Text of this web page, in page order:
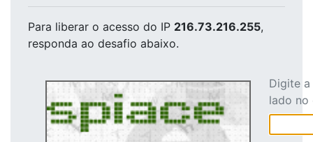
Para liberar o acesso do IP 216.73.216.255,
responda ao desafio abaixo.
Digite
lado no